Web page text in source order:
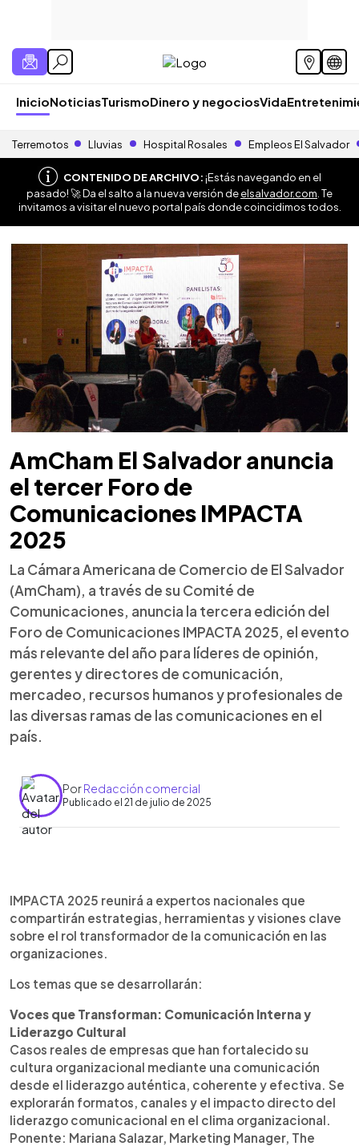
InicioNoticiasTurismoDinero y negociosVida
Terremotos Lluvias Hospital Rosales Empleos El Salvador
CONTENIDO DE ARCHIVO:¡Estás navegando en el
pasado! 🚀 Da el salto a la nueva versión deelsalvador.com . Te
invitamos a visitar el nuevo portal país donde coincidimos todos.
AmCham El Salvador anuncia
el tercer Foro de
Comunicaciones IMPACTA
2025
La Cámara Americana de Comercio de El Salvador
(AmCham), a través de su Comité de
Comunicaciones, anuncia la tercera edición del
Foro de Comunicaciones IMPACTA 2025, el evento
más relevante del año para líderes de opinión,
gerentes y directores de comunicación,
mercadeo, recursos humanos y profesionales de
las diversas ramas de las comunicaciones en el
país.
PorRedacción comercial
Publicado el 21 de julio de 2025
► Escuchar artículo
IMPACTA 2025 reunirá a expertos nacionales que
compartirán estrategias, herramientas y visiones clave
sobre el rol transformador de la comunicación en las
organizaciones.
Los temas que se desarrollarán:
Voces que Transforman: Comunicación Interna y
Liderazgo Cultural
Casos reales de empresas que han fortalecido su
cultura organizacional mediante una comunicación
desde el liderazgo auténtica, coherente y efectiva. Se
explorarán formatos, canales y el impacto directo del
liderazgo comunicacional en el clima organizacional.
Ponente: Mariana Salazar, Marketing Manager, The